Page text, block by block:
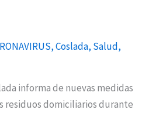
,Coslada, Salud,
informa de nuevas medidas
residuos domiciliarios durante